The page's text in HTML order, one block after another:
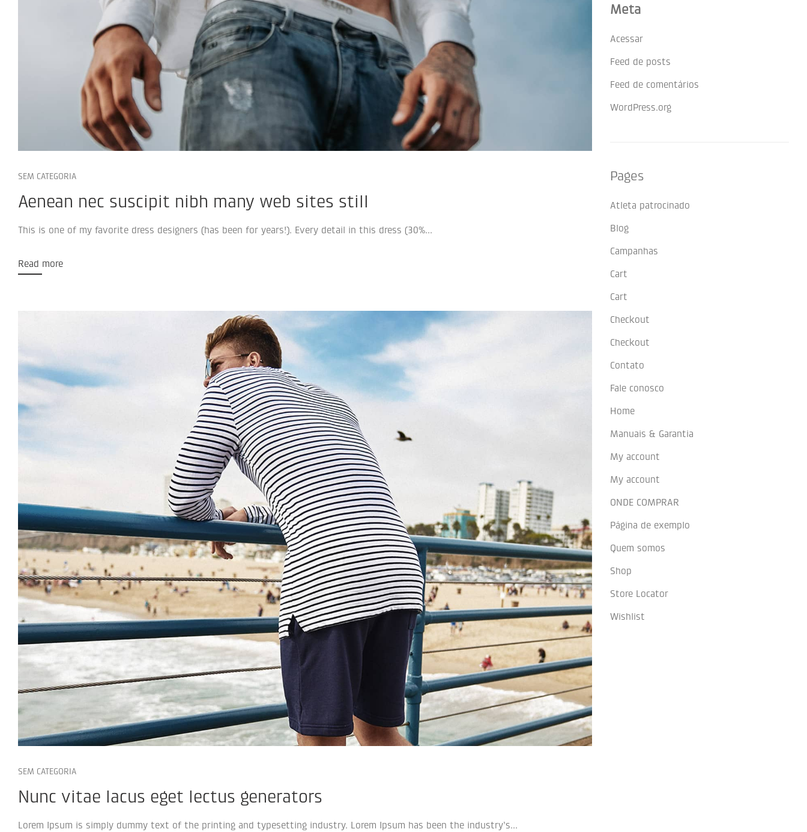
SEM CATEGORIA
Aenean nec suscipit nibh many web sites still
This is one of my favorite dress designers (has been for years!). Every detail in this dress (30%...
Read more
SEM CATEGORIA
Nunc vitae lacus eget lectus generators
Lorem Ipsum is simply dummy text of the printing and typesetting industry. Lorem Ipsum has been the industry’s...
Meta
Acessar
Feed de posts
Feed de comentários
WordPress.org
Pages
Atleta patrocinado
Blog
Campanhas
Cart
Cart
Checkout
Checkout
Contato
Fale conosco
Home
Manuais & Garantia
My account
My account
ONDE COMPRAR
Página de exemplo
Quem somos
Shop
Store Locator
Wishlist